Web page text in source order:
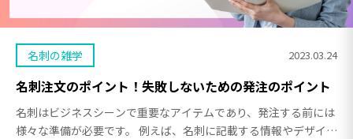
名刺の雑学 2023.03.24
名刺注文のポイント！失敗しないための発注のポイント
名刺はビジネスシーンで重要なアイテムであり、発注する前には
様々な準備が必要です。 例えば、名刺に記載する情報やデザイン